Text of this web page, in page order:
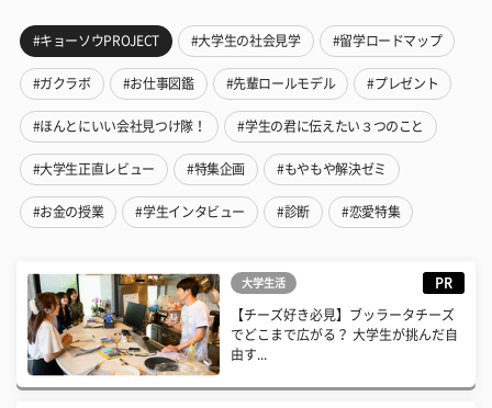
#キョーソウPROJECT #大学生の社会見学 #留学ロードマップ
#ガクラボ #お仕事図鑑 #先輩ロールモデル #プレゼント
#ほんとにいい会社見つけ隊！ #学生の君に伝えたい３つのこと
#大学生正直レビュー #特集企画 #もやもや解決ゼミ
#お金の授業 #学生インタビュー #診断 #恋愛特集
大学生活 PR
【チーズ好き必見】ブッラータチーズ
でどこまで広がる？ 大学生が挑んだ自
由す...